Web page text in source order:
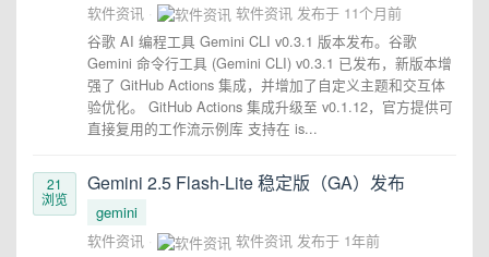
软件资讯
软件资讯 发布于 11个月前
谷歌 AI 编程工具 Gemini CLI v0.3.1 版本发布。谷歌
Gemini 命令行工具 (Gemini CLI) v0.3.1 已发布，新版本增
强了 GitHub Actions 集成，并增加了自定义主题和交互体
验优化。 GitHub Actions 集成升级至 v0.1.12，官方提供可
直接复用的工作流示例库 支持在 is...
21
浏览
Gemini 2.5 Flash-Lite 稳定版（GA）发布
gemini
软件资讯
软件资讯 发布于 1年前